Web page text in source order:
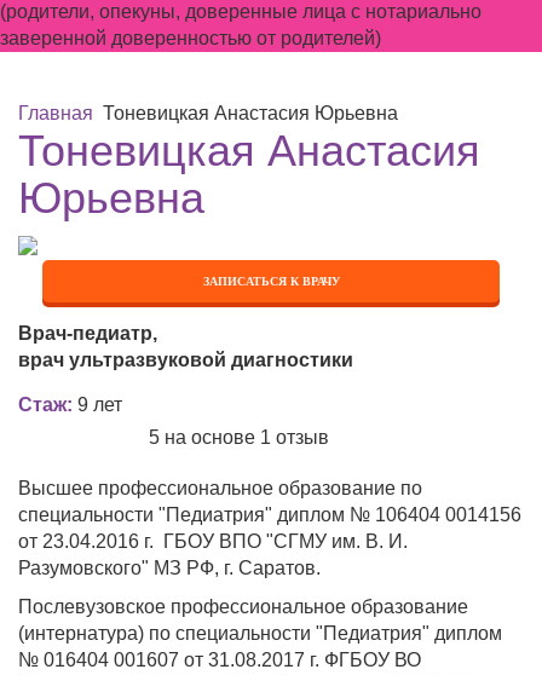
(родители, опекуны, доверенные лица с нотариально
заверенной доверенностью от родителей)
Главная Тоневицкая Анастасия Юрьевна
Тоневицкая Анастасия
Юрьевна
ЗАПИСАТЬСЯ К ВРАЧУ
Врач-педиатр,
врач ультразвуковой диагностики
Стаж: 9 лет
5 на основе 1 отзыв
Высшее профессиональное образование по
специальности "Педиатрия" диплом № 106404 0014156
от 23.04.2016 г. ГБОУ ВПО "СГМУ им. В. И.
Разумовского" МЗ РФ, г. Саратов.
Послевузовское профессиональное образование
(интернатура) по специальности "Педиатрия" диплом
№ 016404 001607 от 31.08.2017 г. ФГБОУ ВО